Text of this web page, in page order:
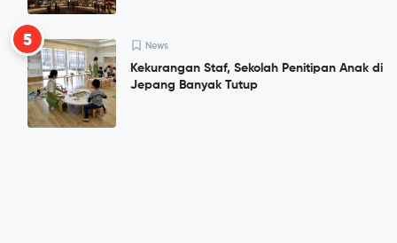
5 News
Kekurangan Staf, Sekolah Penitipan Anak di
Jepang Banyak Tutup